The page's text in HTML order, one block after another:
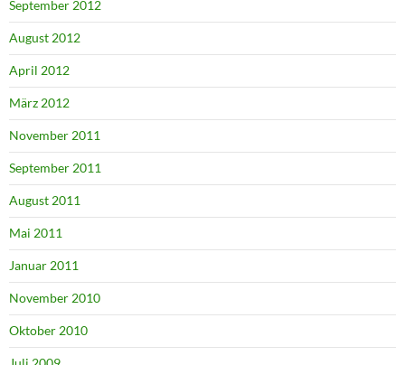
September 2012
August 2012
April 2012
März 2012
November 2011
September 2011
August 2011
Mai 2011
Januar 2011
November 2010
Oktober 2010